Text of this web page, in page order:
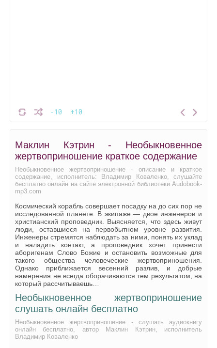
-10 +10
Маклин Кэтрин - Необыкновенное
жертвоприношение краткое содержание
Необыкновенное жертвоприношение - описание и краткое
содержание, исполнитель: Владимир Коваленко, слушайте
бесплатно онлайн на сайте электронной библиотеки Audobook-
mp3.com
Космический корабль совершает посадку на до сих пор не
исследованной планете. В экипаже — двое инженеров и
христианский проповедник. Выясняется, что здесь живут
люди, оставшиеся на первобытном уровне развития.
Инженеры стремятся наблюдать за ними, понять их уклад
и наладить контакт, а проповедник хочет принести
аборигенам Слово Божие и остановить возможные для
такого общества человеческие жертвоприношения.
Однако приближается весенний разлив, и добрые
намерения не всегда оборачиваются тем результатом, на
который рассчитываешь…
Необыкновенное жертвоприношение
слушать онлайн бесплатно
Необыкновенное жертвоприношение - слушать аудиокнигу
онлайн бесплатно, автор Маклин Кэтрин, исполнитель
Владимир Коваленко